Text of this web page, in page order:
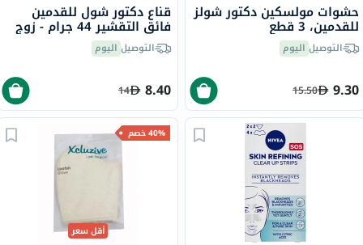
حشوات مولسكين دكتور شولز
للقدمين، 3 قطع
التوصيل اليوم
9.30
15.50
قناع دكتور شول للقدمين
فائق التقشير 44 جرام - زوج
واحدالتوصيل اليوم
8.40
14
40% خصم
أقل سعر